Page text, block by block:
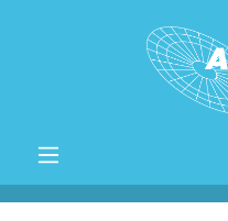
Zum Hauptinhalt springen